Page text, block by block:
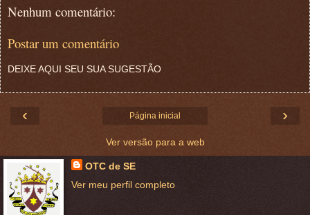
Nenhum comentário:
Postar um comentário
DEIXE AQUI SEU SUA SUGESTÃO
‹ ›
Página inicial
Ver versão para a web
OTC de SE
Ver meu perfil completo